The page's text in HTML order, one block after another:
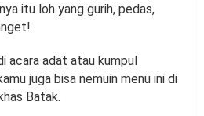
itu loh yang gurih, pedas,
acara adat atau kumpul
juga bisa nemuin menu ini di
Batak.